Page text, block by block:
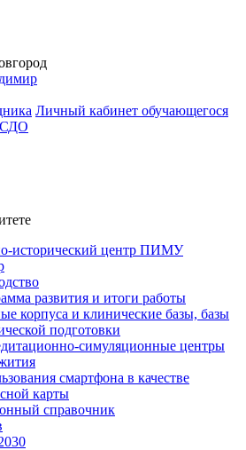
Личный кабинет обучающегося
СДО
исторический центр ПИМУ
развития и итоги работы
корпуса и клинические базы, базы
подготовки
симуляционные центры
смартфона в качестве
карты
справочник